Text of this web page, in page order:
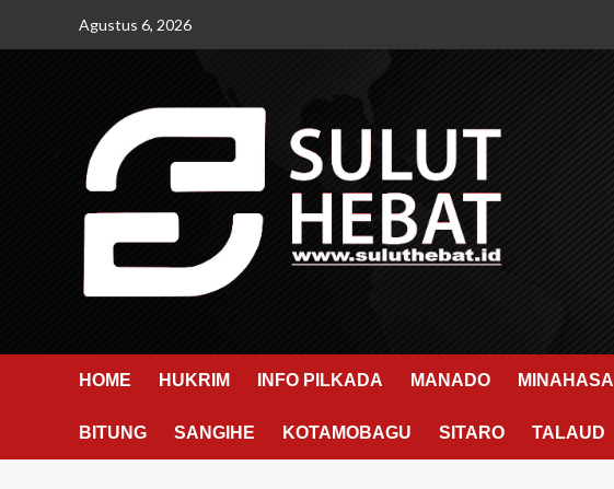
Agustus 6, 2026
HOME HUKRIM INFO PILKADA MANADO MINAHASA
BITUNG SANGIHE KOTAMOBAGU SITARO TALAUD